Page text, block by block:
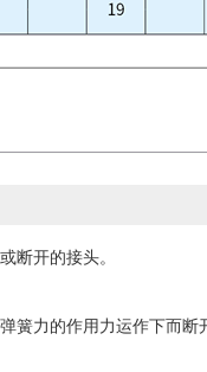
断开的接头。
簧力的作用力运作下而断